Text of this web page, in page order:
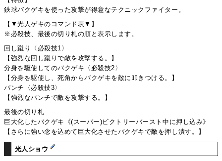
鉄球バクゲキを使った攻撃が得意なテクニックファイター。
【▼光人ゲキのコマンド表▼】
※必殺技、最後の切り札の順と表示します。
回し蹴り〈必殺技1〉
【強烈な回し蹴りで敵を攻撃する。】
分身を駆使してのバクゲキ〈必殺技2〉
【分身を駆使し、死角からバクゲキを敵に叩きつける。】
パンチ〈必殺技3〉
【強烈なパンチで敵を攻撃する。】
最後の切り札
巨大化したバクゲキ《(スーパー)ビクトリーバースト中に押し込み》
【さらに強い念を込めて巨大化させたバクゲキで敵を押し潰す。】
光人ショウ